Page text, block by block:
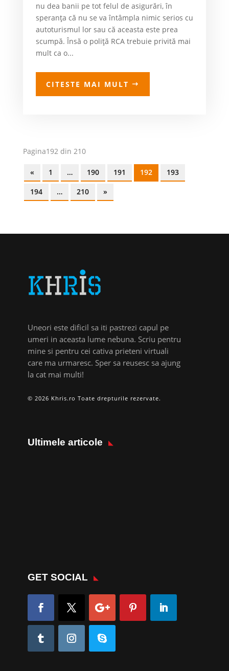
nu dea banii pe tot felul de asigurări, în
speranţa că nu se va întâmpla nimic serios cu
autoturismul lor sau că aceasta este prea
scumpă. Însă o poliţă RCA trebuie privită mai
mult ca o...
CITESTE MAI MULT
Pagina192 din 210
« 1 … 190 191 192
193
194
… 210 »
Uneori este dificil sa iti pastrezi capul pe
umeri in aceasta lume nebuna. Scriu pentru
mine si pentru cei cativa prieteni virtuali
care ma urmaresc. Sper sa reusesc sa ajung
la cat mai multi!
© 2026 Khris.ro Toate drepturile rezervate.
Ultimele articole
GET SOCIAL